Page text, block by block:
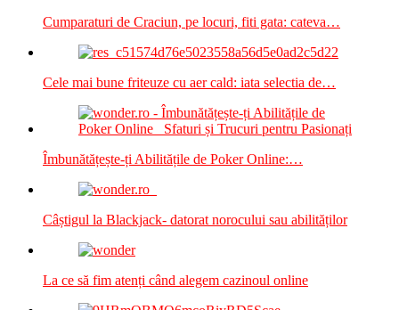
Cumparaturi de Craciun, pe locuri, fiti gata: cateva…
Cele mai bune friteuze cu aer cald: iata selectia de…
Îmbunătățește-ți Abilitățile de Poker Online:…
Câștigul la Blackjack- datorat norocului sau abilităților
La ce să fim atenți când alegem cazinoul online